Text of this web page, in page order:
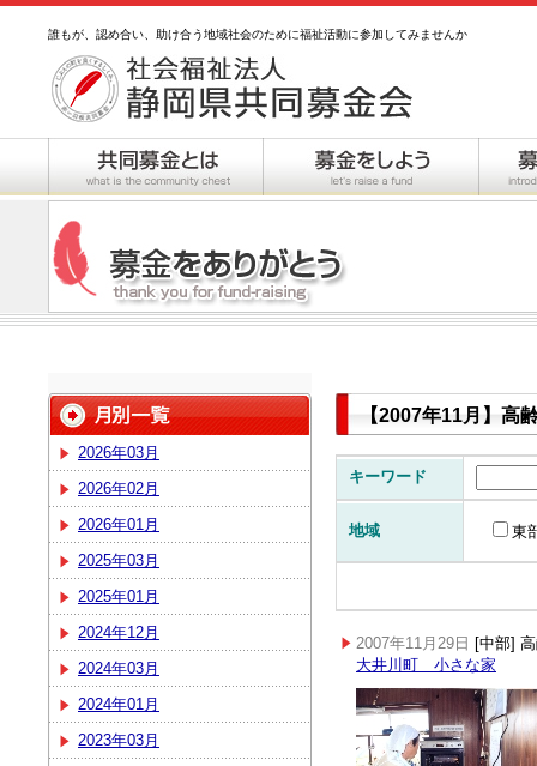
誰もが、認め合い、助け合う地域社会のために福祉活動に参加してみませんか
2026年03月
2026年02月
2026年01月
2025年03月
2025年01月
2024年12月
2024年03月
2024年01月
2023年03月
【2007年11月】高
キーワード
地域 東
2007年11月29日 [中部]
大井川町 小さな家